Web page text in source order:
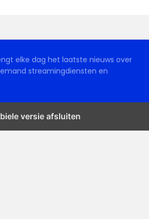
elke dag het laatste nieuws over
streamingdiensten en
versie afsluiten